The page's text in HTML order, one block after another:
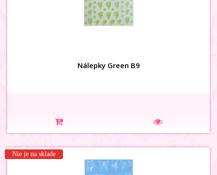
Nálepky Green B9
Nie je na sklade